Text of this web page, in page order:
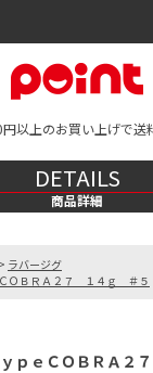
以上のお買い上げで送
DETAILS
商品詳細
> ラバージグ
ＯＢＲＡ２７ １４ｇ ＃５
ｙｐｅＣＯＢＲＡ